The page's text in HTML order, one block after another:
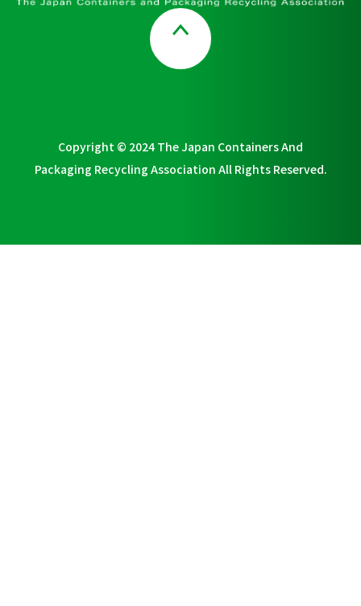
Copyright © 2024 The Japan Containers And
Packaging Recycling Association All Rights Reserved.